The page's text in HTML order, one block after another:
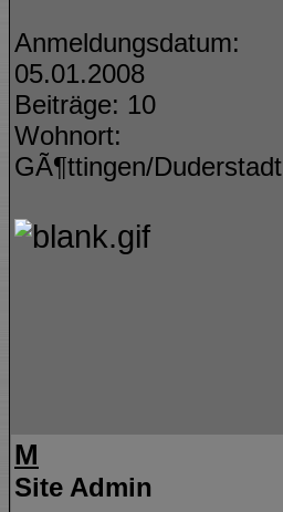
Anmeldungsdatum:
05.01.2008
Beiträge: 10
Wohnort:
GÃ¶ttingen/Duderstadt
M
Site Admin